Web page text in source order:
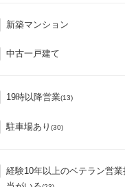
新築マンション
中古一戸建て
19時以降営業(13)
駐車場あり (30)
経験10年以上のベテラン営業